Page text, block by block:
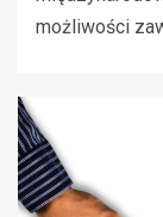
możliwości